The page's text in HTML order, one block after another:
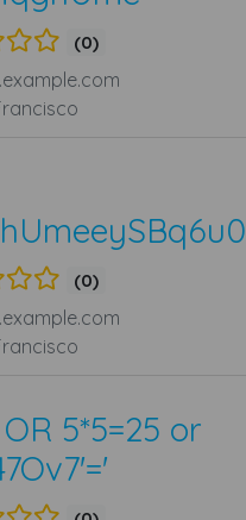
(0)
(0)
OR 5*5=25 or